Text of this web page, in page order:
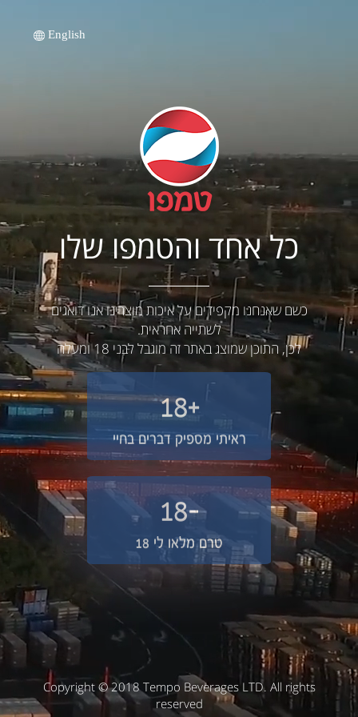
English
כל אחד והטמפו שלו
כשם שאנחנו מקפידים על איכות מוצרינו אנו דואגים
לשתייה אחראית.
לכן, התוכן שמוצג באתר זה מוגבל לבני 18 ומעלה
+18
ראיתי מספיק דברים בחיי
-18
טרם מלאו לי 18
Copyright © 2018 Tempo Beverages LTD. All rights
reserved